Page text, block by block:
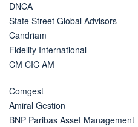
DNCA
State Street Global Advisors
Candriam
Fidelity International
CM CIC AM
Comgest
Amiral Gestion
BNP Paribas Asset Management